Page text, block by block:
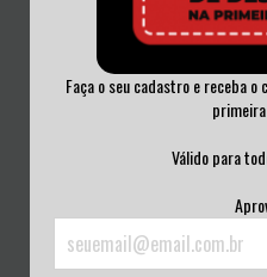
Faça o seu cadastro e receba
Válido para
R$230,00